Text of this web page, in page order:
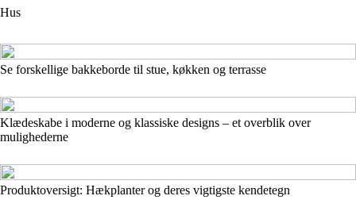
Hus
Se forskellige bakkeborde til stue, køkken og terrasse
Klædeskabe i moderne og klassiske designs – et overblik over
mulighederne
Produktoversigt: Hækplanter og deres vigtigste kendetegn